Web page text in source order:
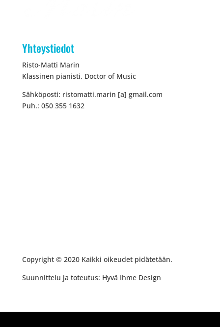
Yhteystiedot
Risto-Matti Marin
Klassinen pianisti, Doctor of Music
Sähköposti: ristomatti.marin [a] gmail.com
Puh.: 050 355 1632
Copyright © 2020 Kaikki oikeudet pidätetään.
Suunnittelu ja toteutus: Hyvä Ihme Design